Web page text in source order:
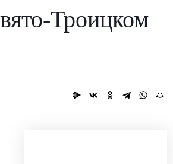
Троицком